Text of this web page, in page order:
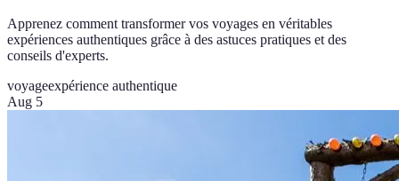
Apprenez comment transformer vos voyages en véritables
expériences authentiques grâce à des astuces pratiques et des
conseils d'experts.
voyageexpérience authentique
Aug 5